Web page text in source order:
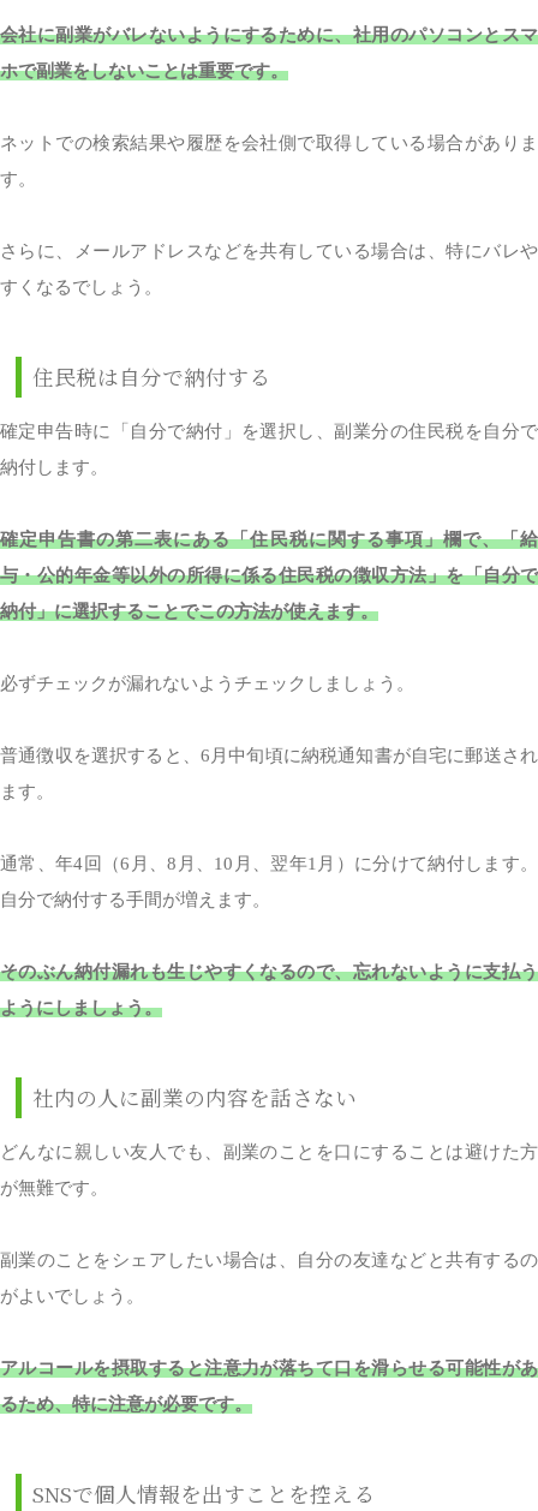
会社に副業がバレないようにするために、社用のパソコンとスマ
ホで副業をしないことは重要です。
ネットでの検索結果や履歴を会社側で取得している場合がありま
す。
さらに、メールアドレスなどを共有している場合は、特にバレや
すくなるでしょう。
住民税は自分で納付する
確定申告時に「自分で納付」を選択し、副業分の住民税を自分で
納付します。
確定申告書の第二表にある「住民税に関する事項」欄で、「給
与・公的年金等以外の所得に係る住民税の徴収方法」を「自分で
納付」に選択することでこの方法が使えます。
必ずチェックが漏れないようチェックしましょう。
普通徴収を選択すると、6月中旬頃に納税通知書が自宅に郵送され
ます。
通常、年4回（6月、8月、10月、翌年1月）に分けて納付します。
自分で納付する手間が増えます。
そのぶん納付漏れも生じやすくなるので、忘れないように支払う
ようにしましょう。
社内の人に副業の内容を話さない
どんなに親しい友人でも、副業のことを口にすることは避けた方
が無難です。
副業のことをシェアしたい場合は、自分の友達などと共有するの
がよいでしょう。
アルコールを摂取すると注意力が落ちて口を滑らせる可能性があ
るため、特に注意が必要です。
SNSで個人情報を出すことを控える